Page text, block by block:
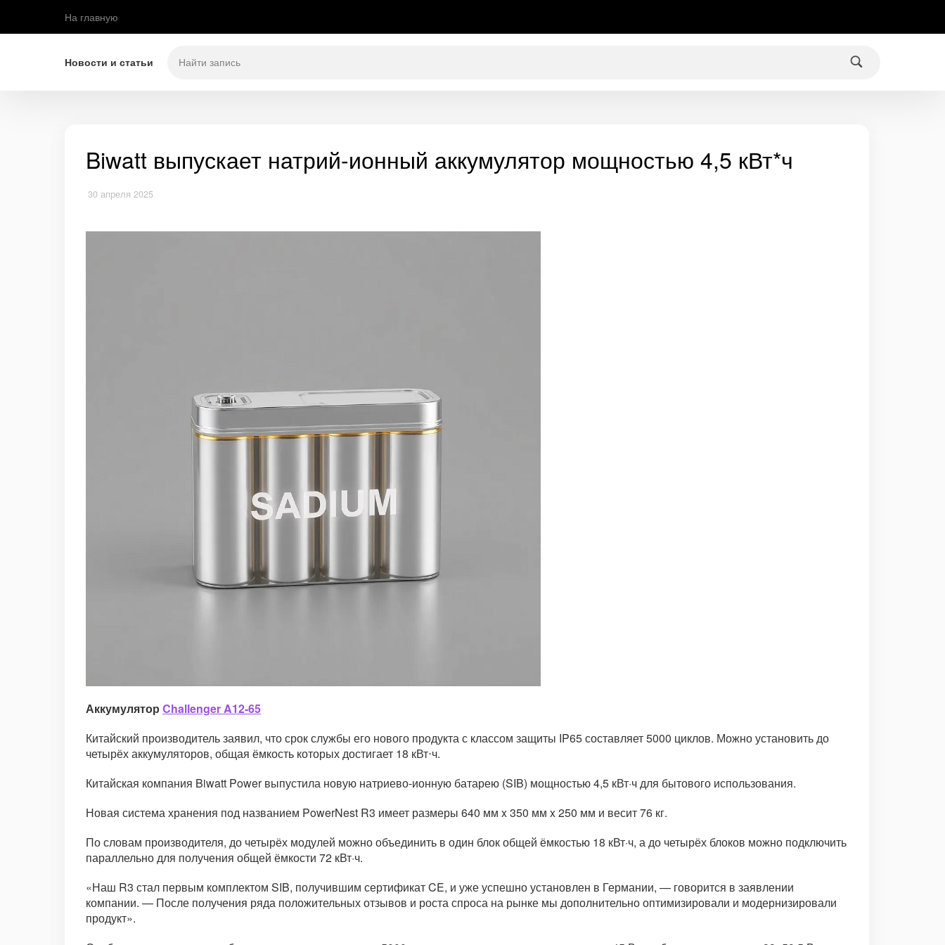
На главную
Новости и статьи
Biwatt выпускает натрий-ионный аккумулятор мощностью 4,5 кВт*ч
30 апреля 2025
Аккумулятор Challenger A12-65
Китайский производитель заявил, что срок службы его нового продукта с классом защиты IP65 составляет 5000 циклов. Можно установить до
четырёх аккумуляторов, общая ёмкость которых достигает 18 кВт⋅ч.
Китайская компания Biwatt Power выпустила новую натриево-ионную батарею (SIB) мощностью 4,5 кВт·ч для бытового использования.
Новая система хранения под названием PowerNest R3 имеет размеры 640 мм x 350 мм x 250 мм и весит 76 кг.
По словам производителя, до четырёх модулей можно объединить в один блок общей ёмкостью 18 кВт·ч, а до четырёх блоков можно подключить
параллельно для получения общей ёмкости 72 кВт·ч.
«Наш R3 стал первым комплектом SIB, получившим сертификат CE, и уже успешно установлен в Германии, — говорится в заявлении
компании. — После получения ряда положительных отзывов и роста спроса на рынке мы дополнительно оптимизировали и модернизировали
продукт».